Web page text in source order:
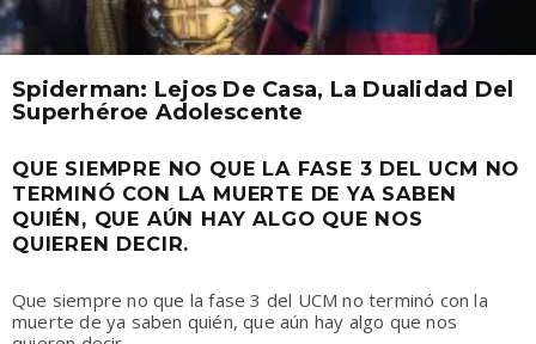
Spiderman: Lejos De Casa, La Dualidad Del
Superhéroe Adolescente
QUE SIEMPRE NO QUE LA FASE 3 DEL UCM NO
TERMINÓ CON LA MUERTE DE YA SABEN
QUIÉN, QUE AÚN HAY ALGO QUE NOS
QUIEREN DECIR.
Que siempre no que la fase 3 del UCM no terminó con la
muerte de ya saben quién, que aún hay algo que nos